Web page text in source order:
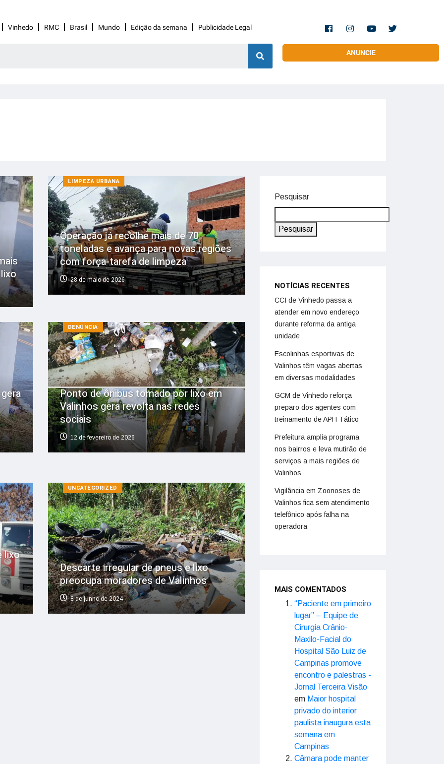
Vinhedo RMC Brasil Mundo Edição da semana Publicidade Legal
ANUNCIE
LIMPEZA URBANA
Operação já recolhe mais de 70
toneladas e avança para novas regiões
com força-tarefa de limpeza
28 de maio de 2026
DENÚNCIA
Ponto de ônibus tomado por lixo em
Valinhos gera revolta nas redes
sociais
12 de fevereiro de 2026
lixo
UNCATEGORIZED
Descarte irregular de pneus e lixo
preocupa moradores de Valinhos
8 de junho de 2024
Pesquisar
Pesquisar
NOTÍCIAS RECENTES
CCI de Vinhedo passa a
atender em novo endereço
durante reforma da antiga
unidade
Escolinhas esportivas de
Valinhos têm vagas abertas
em diversas modalidades
GCM de Vinhedo reforça
preparo dos agentes com
treinamento de APH Tático
Prefeitura amplia programa
nos bairros e leva mutirão de
serviços a mais regiões de
Valinhos
Vigilância em Zoonoses de
Valinhos fica sem atendimento
telefônico após falha na
operadora
MAIS COMENTADOS
“Paciente em primeiro
lugar” – Equipe de
Cirurgia Crânio-
Maxilo-Facial do
Hospital São Luiz de
Campinas promove
encontro e palestras -
Jornal Terceira Visão
em Maior hospital
privado do interior
paulista inaugura esta
semana em
Campinas
Câmara pode manter